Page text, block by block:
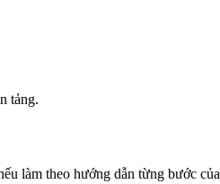
tảng.
làm theo hướng dẫn từng bước